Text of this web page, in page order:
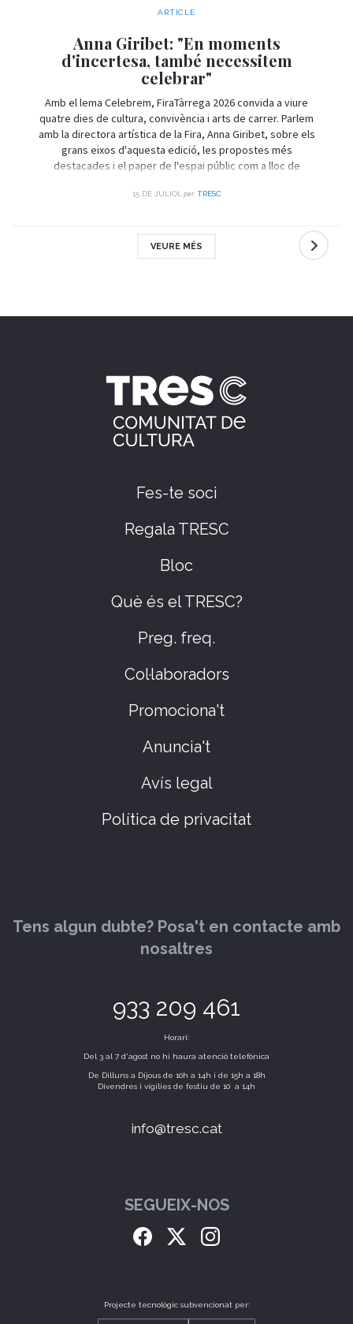
ARTICLE
Anna Giribet: "En moments
d'incertesa, també necessitem
celebrar"
Amb el lema Celebrem, FiraTàrrega 2026 convida a viure
quatre dies de cultura, convivència i arts de carrer. Parlem
amb la directora artística de la Fira, Anna Giribet, sobre els
grans eixos d'aquesta edició, les propostes més
destacades i el paper de l'espai públic com a lloc de
15 DE JULIOL per TRESC
VEURE MÉS
Fes-te soci
Regala TRESC
Bloc
Què és el TRESC?
Preg. freq.
Col·laboradors
Promociona't
Anuncia't
Avís legal
Política de privacitat
Tens algun dubte? Posa't en contacte amb
nosaltres
933 209 461
Horari:
Del 3 al 7 d'agost no hi haura atenció telefònica
De Dilluns a Dijous de 10h a 14h i de 15h a 18h
Divendres i vigílies de festiu de 10 a 14h
info@tresc.cat
SEGUEIX-NOS
Projecte tecnològic subvencionat per: